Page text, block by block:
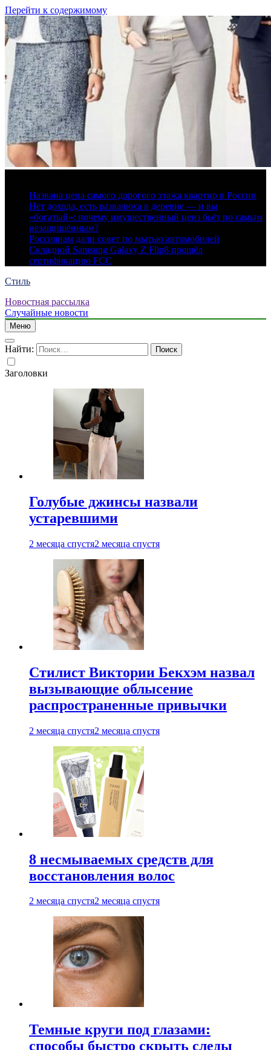
Перейти к содержимому
Названа цена самого дорогого этажа квартир в России
Нет дохода, есть развалюха в деревне — и вы
«богатый»: почему имущественный ценз бьёт по самым
незащищённым?
Россиянам дали совет по мытью автомобилей
Складной Samsung Galaxy Z Flip8 прошёл
сертификацию FCC
Стиль
Новостная рассылка
Случайные новости
Меню
Найти:
Заголовки
Голубые джинсы назвали
устаревшими
2 месяца спустя2 месяца спустя
Стилист Виктории Бекхэм назвал
вызывающие облысение
распространенные привычки
2 месяца спустя2 месяца спустя
8 несмываемых средств для
восстановления волос
2 месяца спустя2 месяца спустя
Темные круги под глазами:
способы быстро скрыть следы